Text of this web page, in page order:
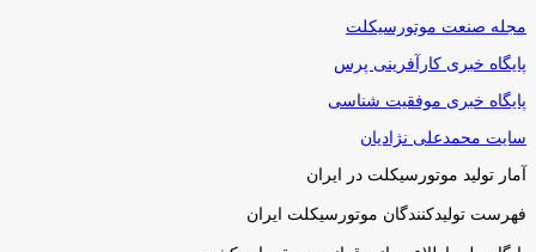
مجله صنعت موتورسیکلت
پایگاه خبری کارآفرینی پرس
پایگاه خبری موفقیت شناسی
سایت محمدعلی نژادیان
آمار تولید موتورسیکلت در ایران
فهرست تولیدکنندگان موتورسیکلت ایران